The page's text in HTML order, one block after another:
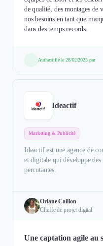
de qualité, des montages de
nos besoins en tant que
dans des temps records.
Authentifié le 28/02/2025 par
Ideactif
Marketing & Publicité
Ideactif est une agence de
et digitale qui développe des
percutantes.
Oriane Caillon
Cheffe de projet digital
Une captation agile au